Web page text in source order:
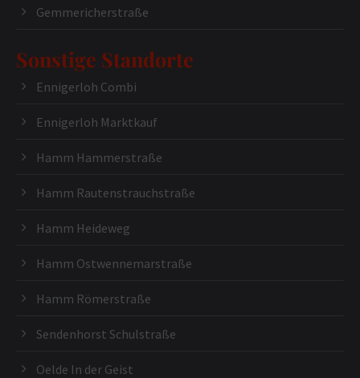
Gemmericherstraße
Sonstige Standorte
Ennigerloh Combi
Ennigerloh Marktkauf
Hamm Hammerstraße
Hamm Rautenstrauchstraße
Hamm Heideweg
Hamm Ostwennemarstraße
Hamm Römerstraße
Sendenhorst Schulstraße
Oelde In der Geist